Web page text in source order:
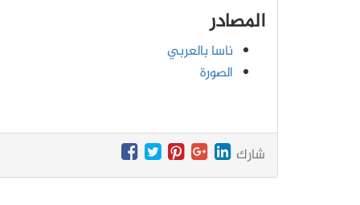
المصادر
ناسا بالعربي
الصورة
شارك